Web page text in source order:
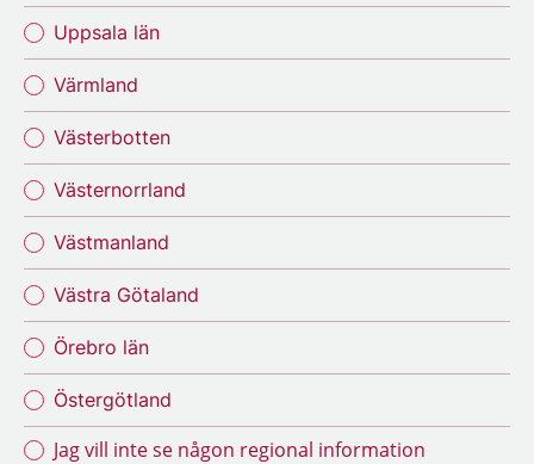
Uppsala län
Värmland
Västerbotten
Västernorrland
Västmanland
Västra Götaland
Örebro län
Östergötland
Jag vill inte se någon regional information